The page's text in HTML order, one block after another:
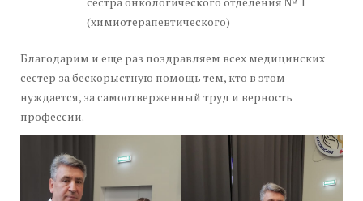
(химиотерапевтического)
Благодарим и еще раз поздравляем всех медицинских
сестер за бескорыстную помощь тем, кто в этом
нуждается, за самоотверженный труд и верность
профессии.